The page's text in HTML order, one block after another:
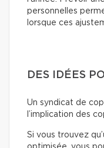
personnelles
lorsque ces
DES IDÉES
Un syndicat de
l’implication des
Si vous trouvez